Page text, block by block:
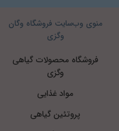
منوی وب‌سایت فروشگاه وگان
وگزی
فروشگاه محصولات گیاهی
وگزی
مواد غذایی
پروتئین گیاهی